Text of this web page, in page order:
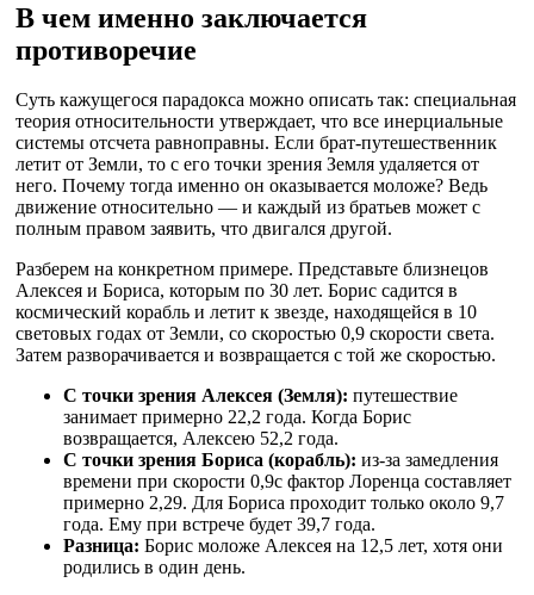
В чем именно заключается
противоречие
Суть кажущегося парадокса можно описать так: специальная
теория относительности утверждает, что все инерциальные
системы отсчета равноправны. Если брат-путешественник
летит от Земли, то с его точки зрения Земля удаляется от
него. Почему тогда именно он оказывается моложе? Ведь
движение относительно — и каждый из братьев может с
полным правом заявить, что двигался другой.
Разберем на конкретном примере. Представьте близнецов
Алексея и Бориса, которым по 30 лет. Борис садится в
космический корабль и летит к звезде, находящейся в 10
световых годах от Земли, со скоростью 0,9 скорости света.
Затем разворачивается и возвращается с той же скоростью.
С точки зрения Алексея (Земля): путешествие
занимает примерно 22,2 года. Когда Борис
возвращается, Алексею 52,2 года.
С точки зрения Бориса (корабль): из-за замедления
времени при скорости 0,9c фактор Лоренца составляет
примерно 2,29. Для Бориса проходит только около 9,7
года. Ему при встрече будет 39,7 года.
Разница: Борис моложе Алексея на 12,5 лет, хотя они
родились в один день.